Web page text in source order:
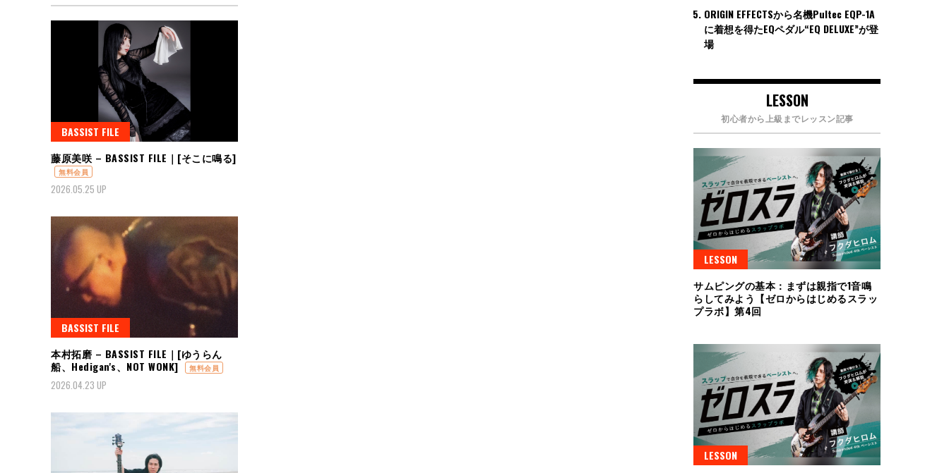
BASSIST FILE
藤原美咲 – BASSIST FILE｜[そこに鳴る]
無料会員
2026.05.25 UP
BASSIST FILE
本村拓磨 – BASSIST FILE｜[ゆうらん
船、Hedigan's、NOT WONK]
無料会員
2026.04.23 UP
ORIGIN EFFECTSから名機Pultec EQP-1A
に着想を得たEQペダル“EQ DELUXE”が登
場
LESSON
初心者から上級までレッスン記事
LESSON
サムピングの基本：まずは親指で1音鳴
らしてみよう【ゼロからはじめるスラッ
プラボ】第4回
LESSON